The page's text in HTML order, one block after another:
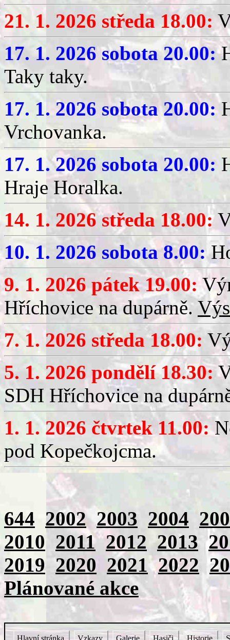
21. 1. 2026 středa 18.00:
17. 1. 2026 sobota 20.00:
Taky taky.
17. 1. 2026 sobota 20.00:
Vrchovanka.
17. 1. 2026 sobota 20.00:
Hraje Horalka.
14. 1. 2026 středa 18.00:
10. 1. 2026 sobota 8.00:
9. 1. 2026 pátek 19.00:
Hříchovice na dupárně.
7. 1. 2026 středa 18.00:
5. 1. 2026 pondělí 18.30:
SDH Hříchovice na
1. 1. 2026 čtvrtek 11.00:
pod Kopečkojcma.
644 2002 2003 2004
2010 2011 2012 2013
2019 2020 2021 2022
Plánované akce
Hlavní stránka Vzkazy Galerie Hasiči Historie